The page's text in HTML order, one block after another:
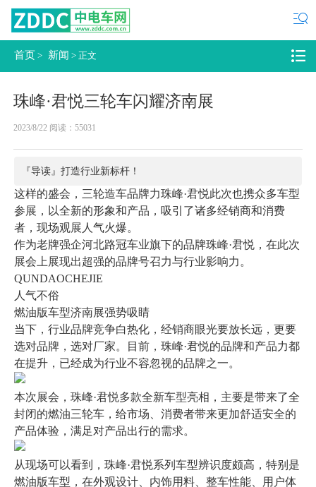
首页 > 新闻 > 正文
视频 电动汽车
珠峰·君悦三轮车闪耀济南展
2023/8/22 阅读：55031
『导读』 打造行业新标杆！
这样的盛会，三轮造车品牌力珠峰·君悦此次也携众多车型
参展，以全新的形象和产品，吸引了诸多经销商和消费
者，现场观展人气火爆。
作为老牌强企河北路冠车业旗下的品牌珠峰·君悦，在此次
展会上展现出超强的品牌号召力与行业影响力。
QUNDAOCHEJIE
人气不俗
燃油版车型济南展强势吸睛
当下，行业品牌竞争白热化，经销商眼光要放长远，更要
选对品牌，选对厂家。目前，珠峰·君悦的品牌和产品力都
在提升，已经成为行业不容忽视的品牌之一。
本次展会，珠峰·君悦多款全新车型亮相，主要是带来了全
封闭的燃油三轮车，给市场、消费者带来更加舒适安全的
产品体验，满足对产品出行的需求。
从现场可以看到，珠峰·君悦系列车型辨识度颇高，特别是
燃油版车型，在外观设计、内饰用料、整车性能、用户体